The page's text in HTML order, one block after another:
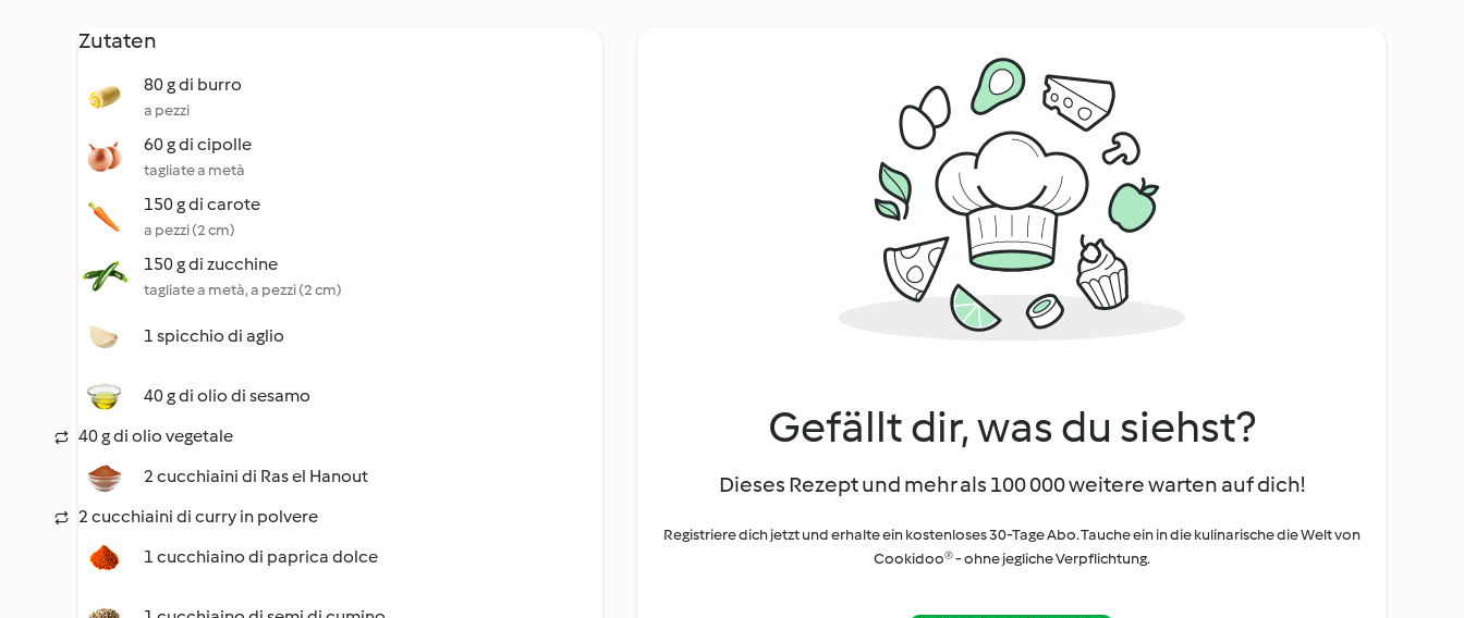
Zutaten
80 g di burro
a pezzi
60 g di cipolle
tagliate a metà
150 g di carote
a pezzi (2 cm)
150 g di zucchine
tagliate a metà, a pezzi (2 cm)
1 spicchio di aglio
40 g di olio di sesamo
40 g di olio vegetale
2 cucchiaini di Ras el Hanout
2 cucchiaini di curry in polvere
1 cucchiaino di paprica dolce
Gefällt dir, was du siehst?
Dieses Rezept und mehr als 100 000 weitere warten auf dich!
Registriere dich jetzt und erhalte ein kostenloses 30-Tage Abo. Tauche ein in die kulinarische die Welt von
Cookidoo® - ohne jegliche Verpflichtung.